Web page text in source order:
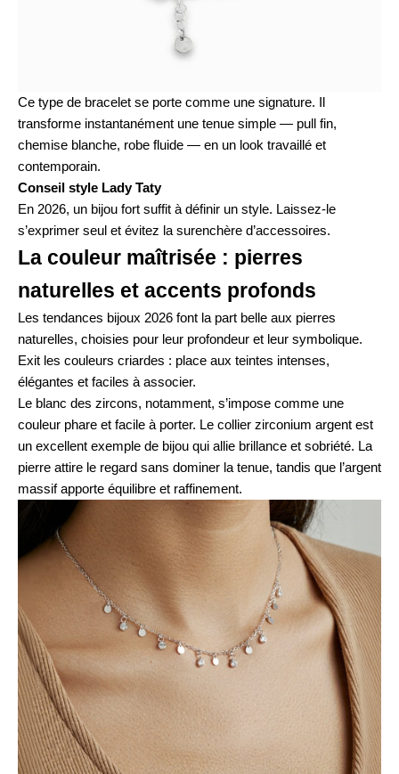
Ce type de bracelet se porte comme une signature. Il
transforme instantanément une tenue simple — pull fin,
chemise blanche, robe fluide — en un look travaillé et
contemporain.
Conseil style Lady Taty
En 2026, un bijou fort suffit à définir un style. Laissez-le
s’exprimer seul et évitez la surenchère d’accessoires.
La couleur maîtrisée : pierres
naturelles et accents profonds
Les tendances bijoux 2026 font la part belle aux pierres
naturelles, choisies pour leur profondeur et leur symbolique.
Exit les couleurs criardes : place aux teintes intenses,
élégantes et faciles à associer.
Le blanc des zircons, notamment, s’impose comme une
couleur phare et facile à porter. Le collier zirconium argent est
un excellent exemple de bijou qui allie brillance et sobriété. La
pierre attire le regard sans dominer la tenue, tandis que l’argent
massif apporte équilibre et raffinement.